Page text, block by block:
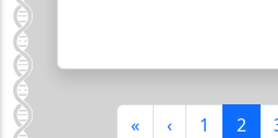
Нумерация страниц
Первая страница
« Предыдущая
‹ 1 2